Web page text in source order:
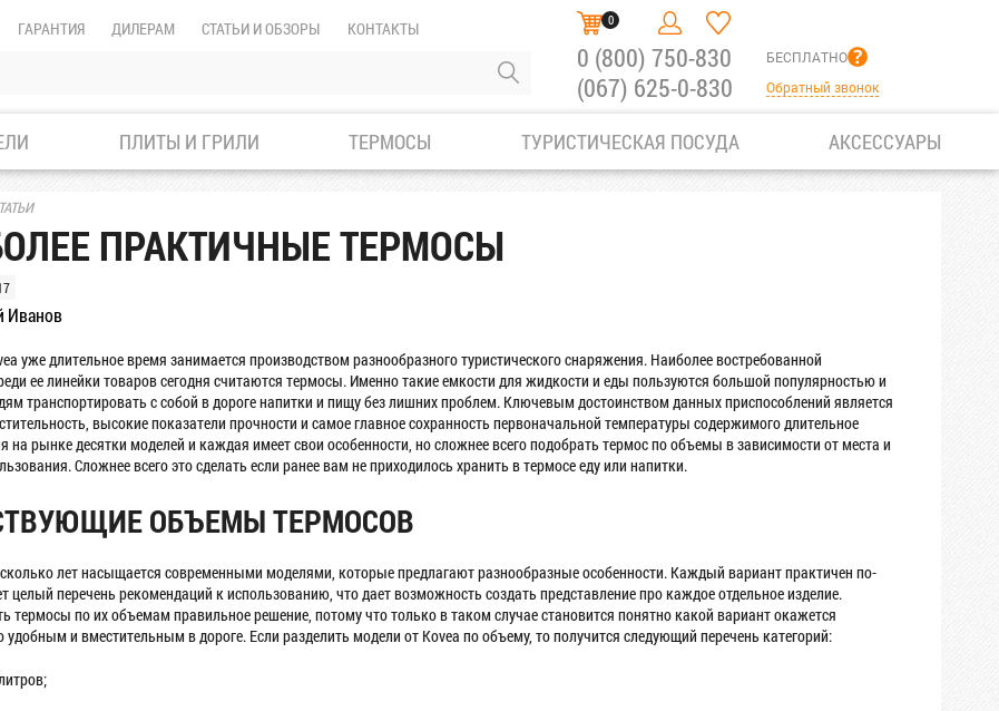
ГАРАНТИЯ ДИЛЕРАМ СТАТЬИ И ОБЗОРЫ КОНТАКТЫ 0
0 (800) 750-830
(067) 625-0-830
БЕСПЛАТНО
Обратный звонок
ПЛИТЫ И ГРИЛИ ТЕРМОСЫ ТУРИСТИЧЕСКАЯ ПОСУДА АКСЕССУАРЫ
ПРАКТИЧНЫЕ ТЕРМОСЫ
Иванов
уже длительное время занимается производством разнообразного туристического снаряжения. Наиболее востребованной
ее линейки товаров сегодня считаются термосы. Именно такие емкости для жидкости и еды пользуются большой популярностью и
транспортировать с собой в дороге напитки и пищу без лишних проблем. Ключевым достоинством данных приспособлений является
высокие показатели прочности и самое главное сохранность первоначальной температуры содержимого длительное
на рынке десятки моделей и каждая имеет свои особенности, но сложнее всего подобрать термос по объемы в зависимости от места и
Сложнее всего это сделать если ранее вам не приходилось хранить в термосе еду или напитки.
ОБЪЕМЫ ТЕРМОСОВ
лет насыщается современными моделями, которые предлагают разнообразные особенности. Каждый вариант практичен по-
целый перечень рекомендаций к использованию, что дает возможность создать представление про каждое отдельное изделие.
термосы по их объемам правильное решение, потому что только в таком случае становится понятно какой вариант окажется
удобным и вместительным в дороге. Если разделить модели от Kovea по объему, то получится следующий перечень категорий: